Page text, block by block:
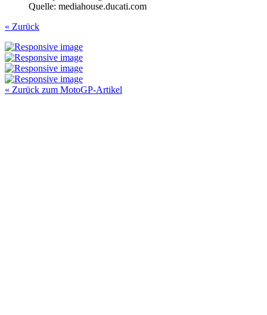
Quelle: mediahouse.ducati.com
« Zurück
« Zurück zum MotoGP-Artikel